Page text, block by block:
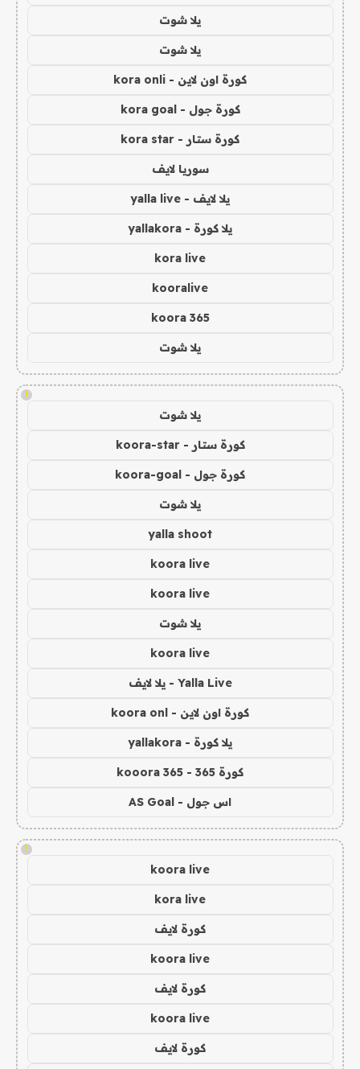
يلا شوت
يلا شوت
كورة اون لاين - kora onli
كورة جول - kora goal
كورة ستار - kora star
سوريا لايف
يلا لايف - yalla live
يلا كورة - yallakora
kora live
kooralive
koora 365
يلا شوت
!
يلا شوت
كورة ستار - koora-star
كورة جول - koora-goal
يلا شوت
yalla shoot
koora live
koora live
يلا شوت
koora live
Yalla Live - يلا لايف
كورة اون لاين - koora onl
يلا كورة - yallakora
كورة 365 - kooora 365
اس جول - AS Goal
!
koora live
kora live
كورة لايف
koora live
كورة لايف
koora live
كورة لايف